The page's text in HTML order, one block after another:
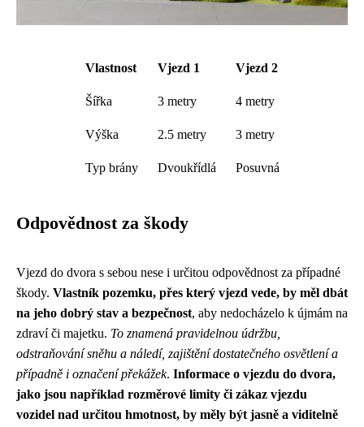
Vlastnost Vjezd 1 Vjezd 2
Šířka 3 metry 4 metry
Výška 2.5 metry 3 metry
Typ brány Dvoukřídlá Posuvná
Odpovědnost za škody
Vjezd do dvora s sebou nese i určitou odpovědnost za případné
škody. Vlastník pozemku, přes který vjezd vede, by měl dbát
na jeho dobrý stav a bezpečnost, aby nedocházelo k újmám na
zdraví či majetku. To znamená pravidelnou údržbu,
odstraňování sněhu a náledí, zajištění dostatečného osvětlení a
případně i označení překážek. Informace o vjezdu do dvora,
jako jsou například rozměrové limity či zákaz vjezdu
vozidel nad určitou hmotnost, by měly být jasně a viditelně